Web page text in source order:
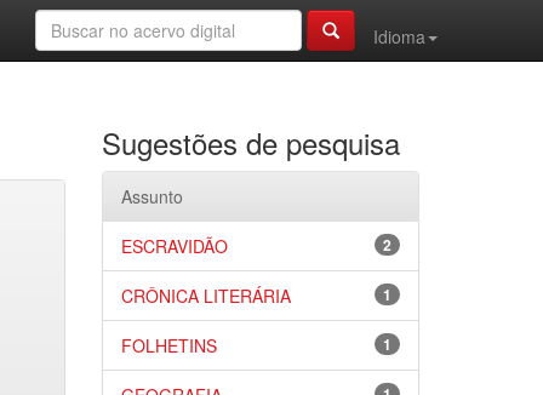
Idioma
Sugestões de pesquisa
Assunto
2
ESCRAVIDÃO
1
CRÔNICA LITERÁRIA
1
FOLHETINS